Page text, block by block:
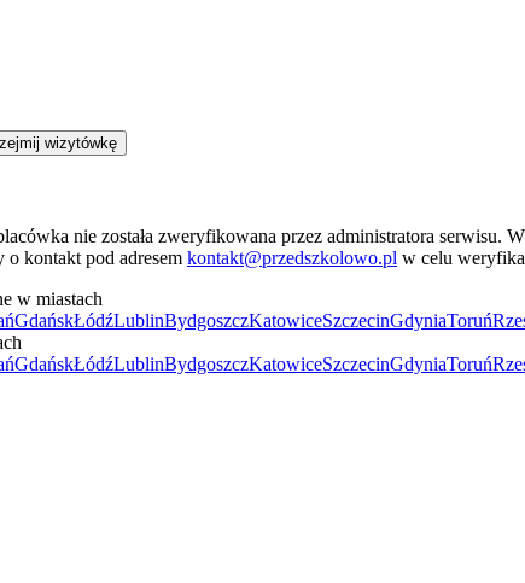
wizytówkę
nie została zweryfikowana przez administratora serwisu.
o kontakt pod adresem kontakt@przedszkolowo.pl w celu
w miastach
GdańskŁódźLublinBydgoszczKatowiceSzczecinGdyniaToruń
GdańskŁódźLublinBydgoszczKatowiceSzczecinGdyniaToruń